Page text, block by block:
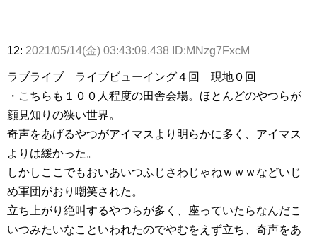
12: 2021/05/14(金) 03:43:09.438 ID:MNzg7FxcM
ラブライブ ライブビューイング４回 現地０回
・こちらも１００人程度の田舎会場。ほとんどのやつらが
顔見知りの狭い世界。
奇声をあげるやつがアイマスより明らかに多く、アイマス
よりは緩かった。
しかしここでもおいあいつふじさわじゃねｗｗｗなどいじ
め軍団がおり嘲笑された。
立ち上がり絶叫するやつらが多く、座っていたらなんだこ
いつみたいなこといわれたのでやむをえず立ち、奇声をあ